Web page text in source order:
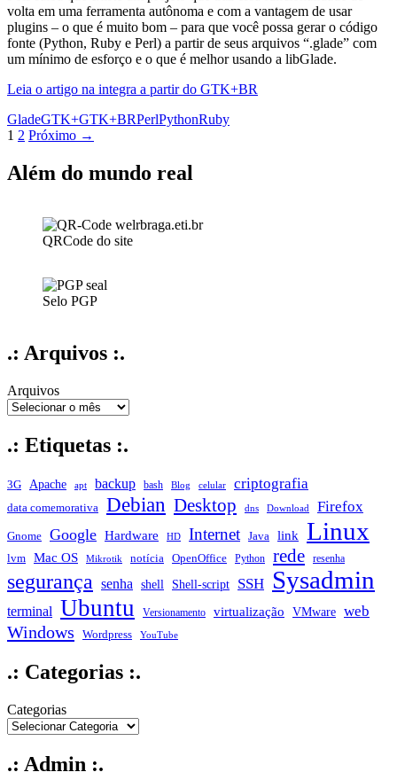
volta em uma ferramenta autônoma e com a vantagem de usar
plugins – o que é muito bom – para que você possa gerar o código
fonte (Python, Ruby e Perl) a partir de seus arquivos “.glade” com
um mínimo de esforço e o que é melhor usando a libGlade.
Leia o artigo na integra a partir do GTK+BR
GladeGTK+GTK+BRPerlPythonRuby
Navegação
posts
1 2 Próximo →
Além do mundo real
QRCode do site
Selo PGP
.: Arquivos :.
Arquivos
.: Etiquetas :.
3G Apache apt backup bash Blog celular criptografia
data comemorativa Debian Desktop dns Download Firefox
Gnome Google Hardware HD Internet Java link Linux
lvm Mac OS Mikrotik notícia OpenOffice Python rede resenha
segurança senha shell Shell-script SSH Sysadmin
terminal Ubuntu Versionamento virtualização VMware web
Windows Wordpress YouTube
.: Categorias :.
Categorias
.: Admin :.